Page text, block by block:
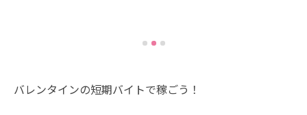
バレンタインの短期バイトで稼ごう！